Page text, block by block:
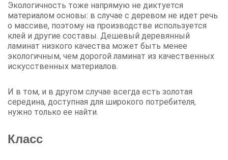
Экологичность тоже напрямую не диктуется
материалом основы: в случае с деревом не идет речь
о массиве, поэтому на производстве используется
клей и другие составы. Дешевый деревянный
ламинат низкого качества может быть менее
экологичным, чем дорогой ламинат из качественных
искусственных материалов.
И в том, и в другом случае всегда есть золотая
середина, доступная для широкого потребителя,
нужно только ее найти.
Класс